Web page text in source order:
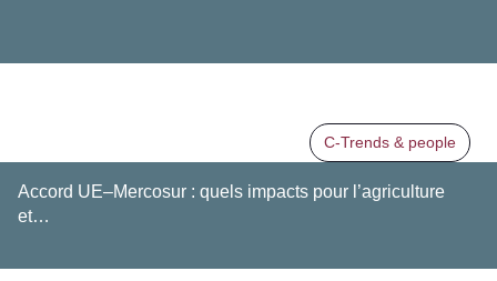
C-Trends & people
Accord UE–Mercosur : quels impacts pour l’agriculture
et…